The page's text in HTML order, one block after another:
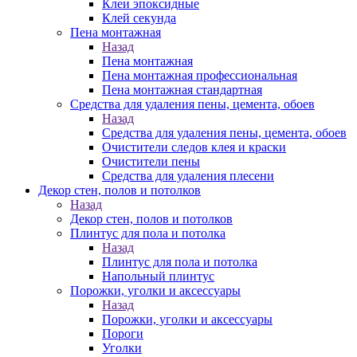
Клеи эпоксидные
Клей секунда
Пена монтажная
Назад
Пена монтажная
Пена монтажная профессиональная
Пена монтажная стандартная
Средства для удаления пены, цемента, обоев
Назад
Средства для удаления пены, цемента, обоев
Очистители следов клея и краски
Очистители пены
Средства для удаления плесени
Декор стен, полов и потолков
Назад
Декор стен, полов и потолков
Плинтус для пола и потолка
Назад
Плинтус для пола и потолка
Напольный плинтус
Порожки, уголки и аксессуары
Назад
Порожки, уголки и аксессуары
Пороги
Уголки